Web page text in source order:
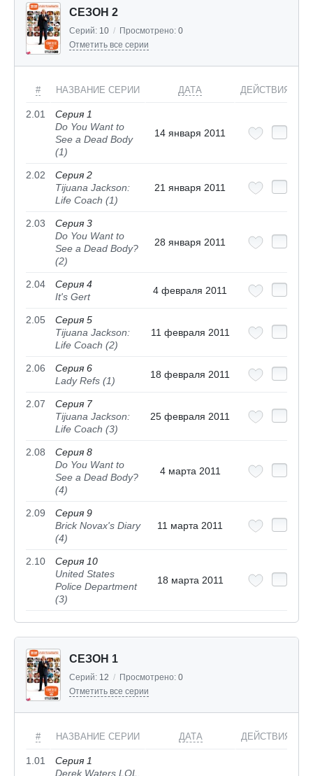
СЕЗОН 2
Серий: 10 / Просмотрено: 0
Отметить все серии
# НАЗВАНИЕ СЕРИИ ДАТА ДЕЙСТВИЯ
2.01
Серия 1
Do You Want to
See a Dead Body
(1)
14 января 2011
2.02
Серия 2
Tijuana Jackson:
Life Coach (1)
21 января 2011
2.03
Серия 3
Do You Want to
See a Dead Body?
(2)
28 января 2011
2.04
Серия 4
It's Gert
4 февраля 2011
2.05
Серия 5
Tijuana Jackson:
Life Coach (2)
11 февраля 2011
2.06
Серия 6
Lady Refs (1)
18 февраля 2011
2.07
Серия 7
Tijuana Jackson:
Life Coach (3)
25 февраля 2011
2.08
Серия 8
Do You Want to
See a Dead Body?
(4)
4 марта 2011
2.09
Серия 9
Brick Novax's Diary
(4)
11 марта 2011
2.10
Серия 10
United States
Police Department
(3)
18 марта 2011
СЕЗОН 1
Серий: 12 / Просмотрено: 0
Отметить все серии
# НАЗВАНИЕ СЕРИИ ДАТА ДЕЙСТВИЯ
1.01
Серия 1
Derek Waters LOL,